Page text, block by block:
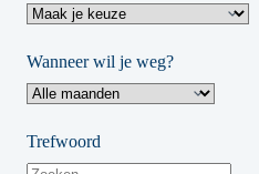
Wanneer wil je weg?
Trefwoord